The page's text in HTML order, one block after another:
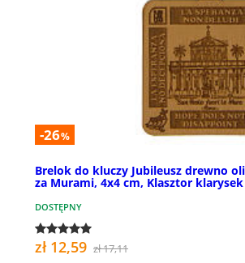
-26%
Brelok do kluczy Jubileusz drewno
za Murami, 4x4 cm, Klasztor
DOSTĘPNY
zł 12,59 zł 17,11